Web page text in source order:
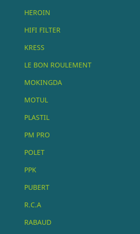
HEROIN
HIFI FILTER
KRESS
LE BON ROULEMENT
MOKINGDA
MOTUL
PLASTIL
PM PRO
POLET
PPK
PUBERT
R.C.A
RABAUD